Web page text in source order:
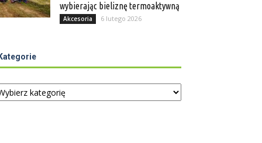
wybierając bieliznę termoaktywną
Akcesoria 6 lutego 2026